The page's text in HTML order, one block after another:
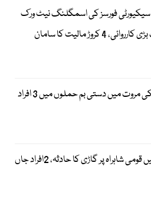
سیکیورٹی فورسز کی اسمگلنگ نیٹ ورک
کے خلاف بڑی کارروائی، 4 کروڑ مالیت کا سامان
چمن اور لکی مروت میں دستی بم حملوں میں 3 افراد
لسبیلہ میں قومی شاہراہ پر گاڑی کا حادثہ، 2افراد جاں